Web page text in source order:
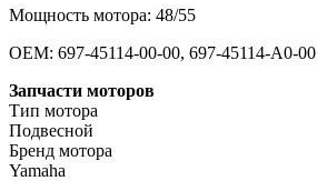
Мощность мотора: 48/55
OEM: 697-45114-00-00, 697-45114-A0-00
Запчасти моторов
Тип мотора
Подвесной
Бренд мотора
Yamaha